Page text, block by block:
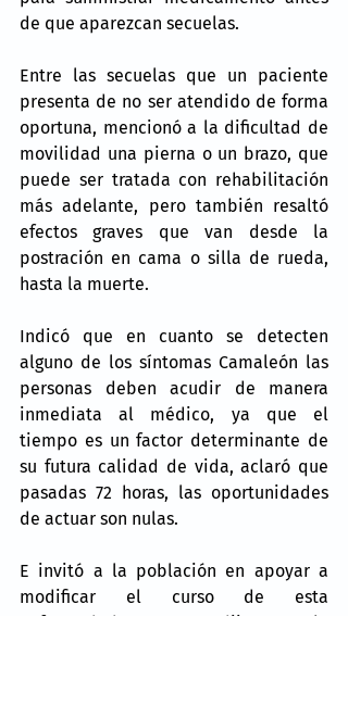
de que aparezcan secuelas.
Entre las secuelas que un paciente
presenta de no ser atendido de forma
oportuna, mencionó a la dificultad de
movilidad una pierna o un brazo, que
puede ser tratada con rehabilitación
más adelante, pero también resaltó
efectos graves que van desde la
postración en cama o silla de rueda,
hasta la muerte.
Indicó que en cuanto se detecten
alguno de los síntomas Camaleón las
personas deben acudir de manera
inmediata al médico, ya que el
tiempo es un factor determinante de
su futura calidad de vida, aclaró que
pasadas 72 horas, las oportunidades
de actuar son nulas.
E invitó a la población en apoyar a
modificar el curso de esta
enfermedad, ya que, dijo, con la